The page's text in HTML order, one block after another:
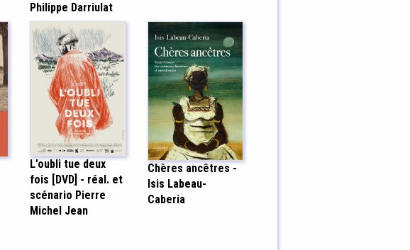
Philippe Darriulat
L’oubli tue deux
fois [DVD] - réal. et
scénario Pierre
Michel Jean
Chères ancêtres -
Isis Labeau-
Caberia